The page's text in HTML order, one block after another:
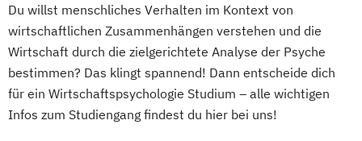
Du willst menschliches Verhalten im Kontext von
wirtschaftlichen Zusammenhängen verstehen und die
Wirtschaft durch die zielgerichtete Analyse der Psyche
bestimmen? Das klingt spannend! Dann entscheide dich
für ein Wirtschaftspsychologie Studium – alle wichtigen
Infos zum Studiengang findest du hier bei uns!